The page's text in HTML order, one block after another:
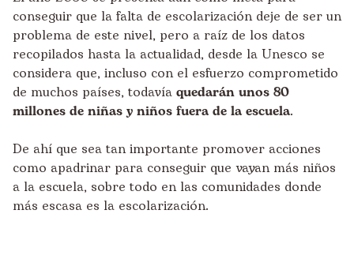
conseguir que la falta de escolarización deje de ser un
problema de este nivel, pero a raíz de los datos
recopilados hasta la actualidad, desde la Unesco se
considera que, incluso con el esfuerzo comprometido
de muchos países, todavía quedarán unos 80
millones de niñas y niños fuera de la escuela.
De ahí que sea tan importante promover acciones
como apadrinar para conseguir que vayan más niños
a la escuela, sobre todo en las comunidades donde
más escasa es la escolarización.